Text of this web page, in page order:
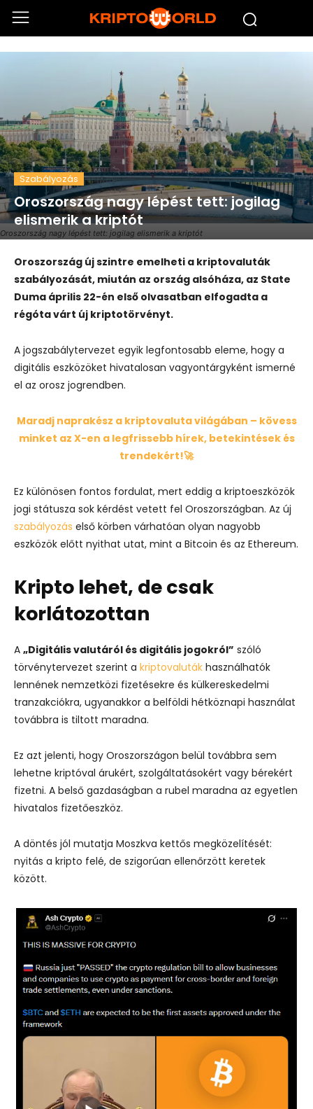
Oroszország nagy lépést tett: jogilag elismerik a kriptót
Szabályozás
Oroszország nagy lépést tett: jogilag
elismerik a kriptót
Oroszország új szintre emelheti a kriptovaluták
szabályozását, miután az ország alsóháza, az State
Duma április 22-én első olvasatban elfogadta a
régóta várt új kriptotörvényt.
A jogszabálytervezet egyik legfontosabb eleme, hogy a
digitális eszközöket hivatalosan vagyontárgyként ismerné
el az orosz jogrendben.
Maradj naprakész a kriptovaluta világában – kövess
minket az X-en a legfrissebb hírek, betekintések és
trendekért!🚀
Ez különösen fontos fordulat, mert eddig a kriptoeszközök
jogi státusza sok kérdést vetett fel Oroszországban. Az új
szabályozás első körben várhatóan olyan nagyobb
eszközök előtt nyithat utat, mint a Bitcoin és az Ethereum.
Kripto lehet, de csak
korlátozottan
A „Digitális valutáról és digitális jogokról” szóló
törvénytervezet szerint a kriptovaluták használhatók
lennének nemzetközi fizetésekre és külkereskedelmi
tranzakciókra, ugyanakkor a belföldi hétköznapi használat
továbbra is tiltott maradna.
Ez azt jelenti, hogy Oroszországon belül továbbra sem
lehetne kriptóval árukért, szolgáltatásokért vagy bérekért
fizetni. A belső gazdaságban a rubel maradna az egyetlen
hivatalos fizetőeszköz.
A döntés jól mutatja Moszkva kettős megközelítését:
nyitás a kripto felé, de szigorúan ellenőrzött keretek
között.